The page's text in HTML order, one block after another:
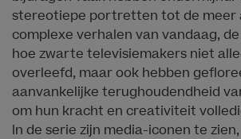
stereotiepe portretten tot de meer
complexe verhalen van vandaag,
hoe zwarte televisiemakers niet
overleefd, maar ook hebben
aanvankelijke terughoudendheid
om hun kracht en creativiteit
In de serie zijn media-iconen te zien,